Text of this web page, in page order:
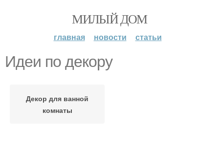
МИЛЫЙ ДОМ
главная новости статьи
Идеи по декору
Декор для ванной
комнаты